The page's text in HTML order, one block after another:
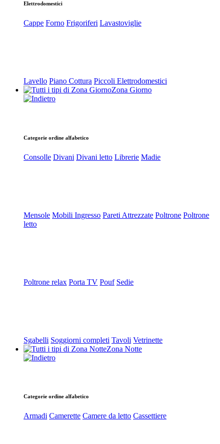
Elettrodomestici
Cappe Forno Frigoriferi Lavastoviglie
Lavello Piano Cottura Piccoli Elettrodomestici
Zona Giorno
Categorie ordine alfabetico
Consolle Divani Divani letto Librerie Madie
Mensole Mobili Ingresso Pareti Attrezzate Poltrone Poltrone
letto
Poltrone relax Porta TV Pouf Sedie
Sgabelli Soggiorni completi Tavoli Vetrinette
Zona Notte
Categorie ordine alfabetico
Armadi Camerette Camere da letto Cassettiere